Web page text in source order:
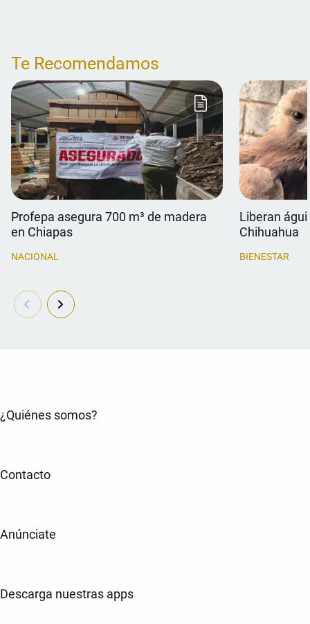
Te Recomendamos
Profepa asegura 700 m³ de madera
en Chiapas
NACIONAL
Liberan
Chihuahua
BIENESTAR
¿Quiénes somos?
Contacto
Anúnciate
Descarga nuestras apps